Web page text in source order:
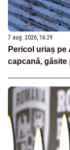
7 aug. 2026, 16:29
Pericol uriaș pe
capcană, găsite